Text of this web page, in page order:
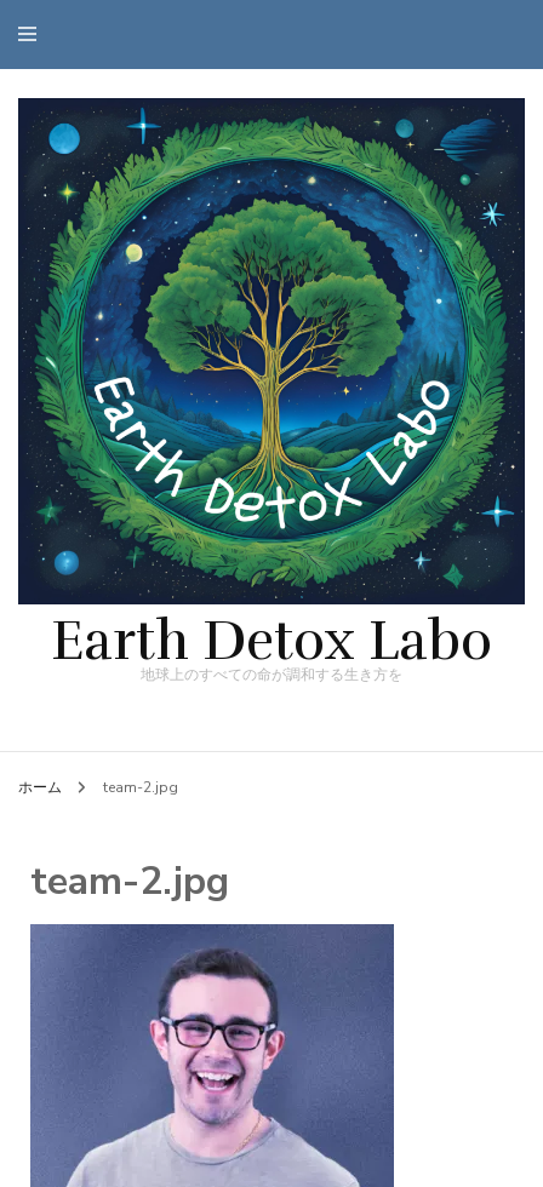
Earth Detox Labo
地球上のすべての命が調和する生き方を
ホーム team-2.jpg
team-2.jpg